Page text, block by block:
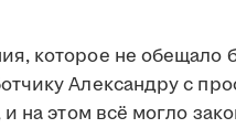
которое не
Александру с
на этом всё могло